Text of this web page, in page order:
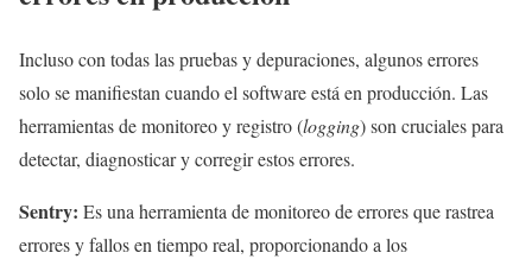
Incluso con todas las pruebas y depuraciones, algunos errores
solo se manifiestan cuando el software está en producción. Las
herramientas de monitoreo y registro (logging) son cruciales para
detectar, diagnosticar y corregir estos errores.
Sentry: Es una herramienta de monitoreo de errores que rastrea
errores y fallos en tiempo real, proporcionando a los